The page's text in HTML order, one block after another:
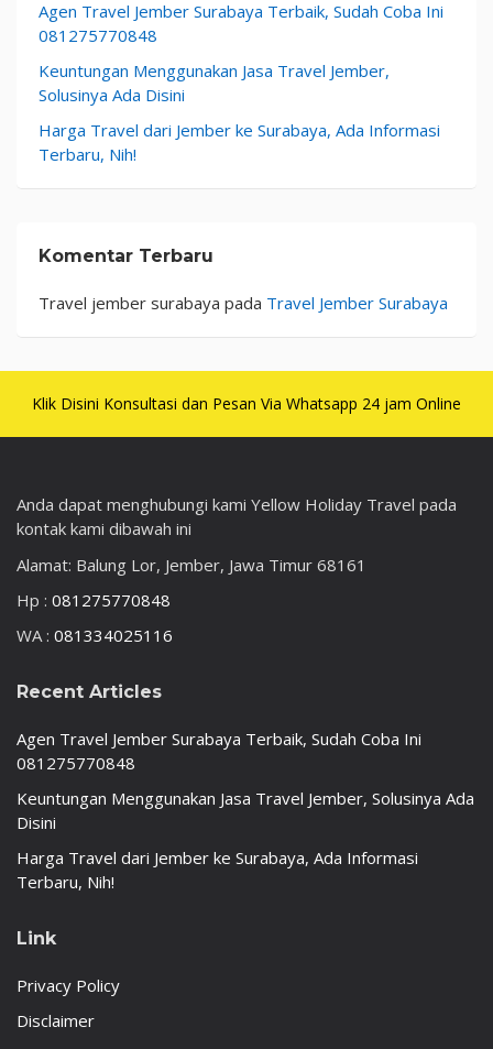
Agen Travel Jember Surabaya Terbaik, Sudah Coba Ini
081275770848
Keuntungan Menggunakan Jasa Travel Jember,
Solusinya Ada Disini
Harga Travel dari Jember ke Surabaya, Ada Informasi
Terbaru, Nih!
Komentar Terbaru
Travel jember surabaya pada Travel Jember Surabaya
Klik Disini Konsultasi dan Pesan Via Whatsapp 24 jam Online
Anda dapat menghubungi kami Yellow Holiday Travel pada
kontak kami dibawah ini
Alamat: Balung Lor, Jember, Jawa Timur 68161
Hp : 081275770848
WA : 081334025116
Recent Articles
Agen Travel Jember Surabaya Terbaik, Sudah Coba Ini
081275770848
Keuntungan Menggunakan Jasa Travel Jember, Solusinya Ada
Disini
Harga Travel dari Jember ke Surabaya, Ada Informasi
Terbaru, Nih!
Link
Privacy Policy
Disclaimer